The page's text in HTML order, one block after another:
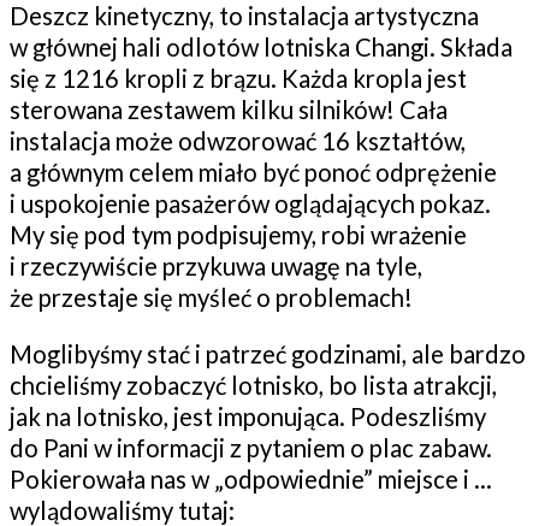
Deszcz kinetyczny, to instalacja artystyczna
w głównej hali odlotów lotniska Changi. Składa
się z 1216 kropli z brązu. Każda kropla jest
sterowana zestawem kilku silników! Cała
instalacja może odwzorować 16 kształtów,
a głównym celem miało być ponoć odprężenie
i uspokojenie pasażerów oglądających pokaz.
My się pod tym podpisujemy, robi wrażenie
i rzeczywiście przykuwa uwagę na tyle,
że przestaje się myśleć o problemach!
Moglibyśmy stać i patrzeć godzinami, ale bardzo
chcieliśmy zobaczyć lotnisko, bo lista atrakcji,
jak na lotnisko, jest imponująca. Podeszliśmy
do Pani w informacji z pytaniem o plac zabaw.
Pokierowała nas w „odpowiednie” miejsce i …
wylądowaliśmy tutaj: